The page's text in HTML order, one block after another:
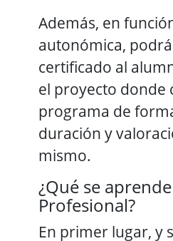
Además, en
autonómica,
certificado al
el proyecto donde
programa de
duración y
mismo.
¿Qué se
Profesional?
En primer lugar, y